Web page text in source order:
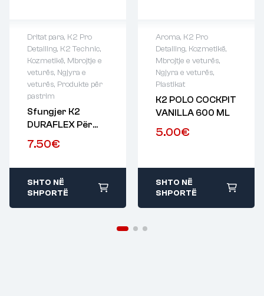
Dritat para, K2 Pro
Detailing, K2 Technic,
Kozmetikë, Mbrojtje e
veturës, Ngjyra e
veturës, Produkte për
pastrim
Sfungjer K2
DURAFLEX Për
Lustrim Dhe
Përfundim
7.50€
SHTO NË
SHPORTË
Aroma, K2 Pro
Detailing, Kozmetikë,
Mbrojtje e veturës,
Ngjyra e veturës,
Plastikat
K2 POLO COCKPIT
VANILLA 600 ML
5.00€
SHTO NË
SHPORTË